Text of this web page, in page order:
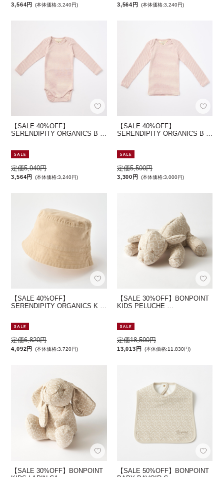
3,564円 (本体価格:3,240円) 3,564円 (本体価格:3,240円)
【SALE 40%OFF】
SERENDIPITY ORGANICS B …
定価5,940円
3,564円 (本体価格:3,240円)
【SALE 40%OFF】
SERENDIPITY ORGANICS B …
定価5,500円
3,300円 (本体価格:3,000円)
【SALE 40%OFF】
SERENDIPITY ORGANICS K …
定価6,820円
4,092円 (本体価格:3,720円)
【SALE 30%OFF】BONPOINT
KIDS PELUCHE …
定価18,590円
13,013円 (本体価格:11,830円)
【SALE 30%OFF】BONPOINT
【SALE 50%OFF】BONPOINT